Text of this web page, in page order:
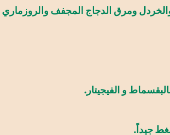
ومرق الدجاج المجفف والروزماري
و الفيجيتار.
جيداً.